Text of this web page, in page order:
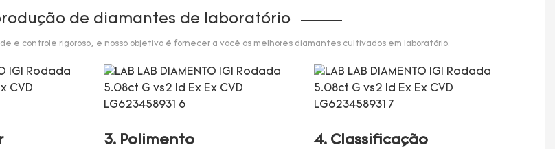
de diamantes de laboratório
e controle rigoroso, e nosso objetivo é fornecer a você os melhores diamantes cultivados em laboratório.
3. Polimento
4. Classificação